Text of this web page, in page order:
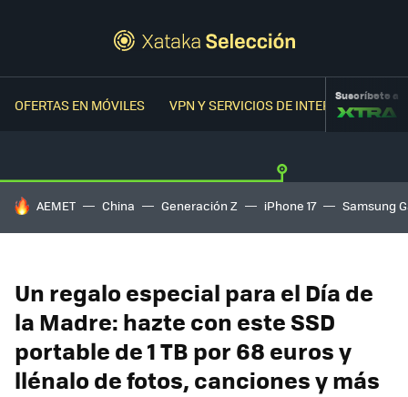
OFERTAS EN MÓVILES VPN Y SERVICIOS DE INTERNETSuscríbete a
HOY SE HABLA DE
AEMET China Generación Z iPhone 17 Samsung
Un regalo especial para el Día de
la Madre: hazte con este SSD
portable de 1 TB por 68 euros y
llénalo de fotos, canciones y más